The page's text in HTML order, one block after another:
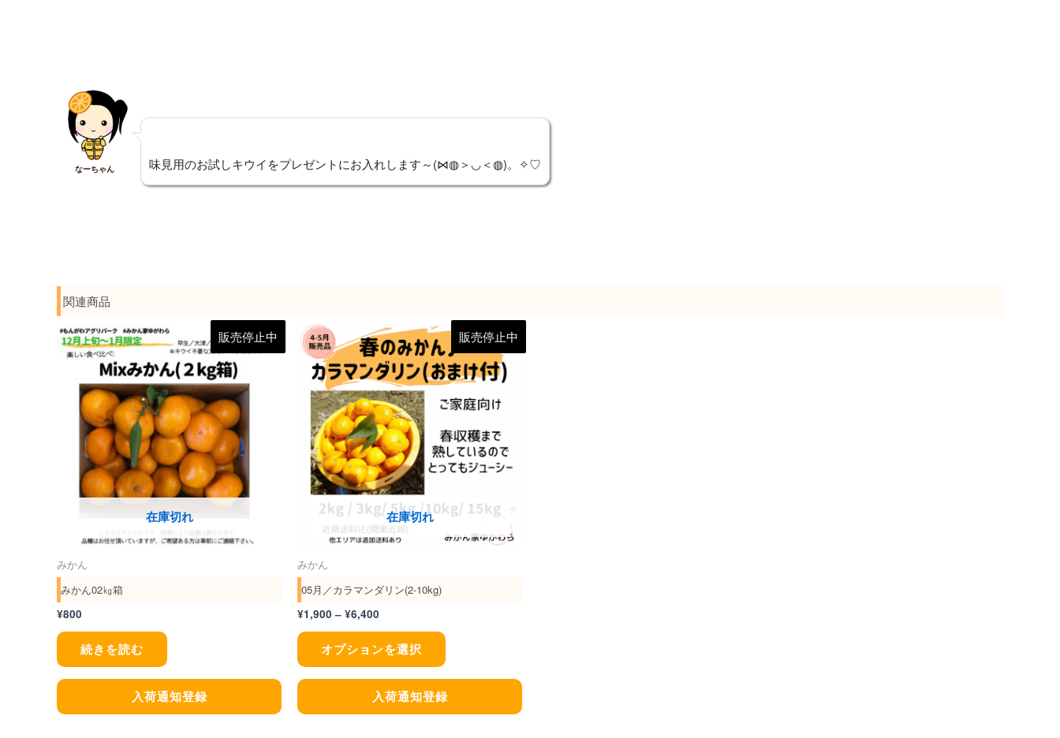
なーちゃん 味見用のお試しキウイをプレゼントにお入れします～(⋈◍＞◡＜◍)。✧♡
関連商品
販売停止中
在庫切れ
みかん
みかん02㎏箱
¥800
続きを読む
入荷通知登録
販売停止中
在庫切れ
みかん
05月／カラマンダリン(2-10kg)
¥1,900 – ¥6,400
価
格
帯:
¥1,900
–
¥6,400
オプションを選択
こ
の
商
品
に
は
数
の
ー
シ
ョ
ン
入荷通知登録